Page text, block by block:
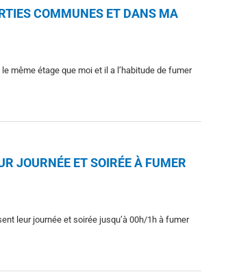
COMMUNES ET DANS MA
même étage que moi et il a l’habitude de fumer
JOURNÉE ET SOIRÉE À FUMER
leur journée et soirée jusqu’à 00h/1h à fumer